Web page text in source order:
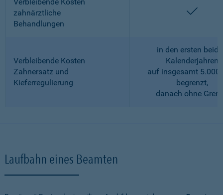
zahnärztliche
Behandlungen
Verbleibende Kosten
Zahnersatz und
Kieferregulierung
in den ersten
Kalenderjahren
auf insgesamt 5.000
begrenzt,
danach ohne
Laufbahn eines Beamten